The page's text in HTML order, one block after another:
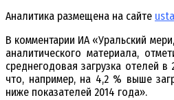
Аналитика размещена на сайте
В комментарии ИА «Уральский
аналитического материала,
среднегодовая загрузка отелей в
что, например, на 4,2 % выше
ниже показателей 2014 года».